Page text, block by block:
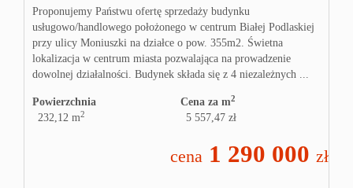
Proponujemy Państwu ofertę sprzedaży budynku
usługowo/handlowego położonego w centrum Białej Podlaskiej
przy ulicy Moniuszki na działce o pow. 355m2. Świetna
lokalizacja w centrum miasta pozwalająca na prowadzenie
dowolnej działalności. Budynek składa się z 4 niezależnych ...
Powierzchnia
232,12 m2
Cena za m2
5 557,47 zł
cena 1 290 000 zł